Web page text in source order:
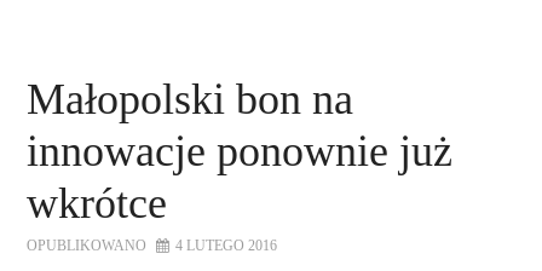
O NAS
OFERTA DLA FIRM
SZKOLENIA
Małopolski bon na
innowacje ponownie już
wkrótce
OPUBLIKOWANO 4 LUTEGO 2016